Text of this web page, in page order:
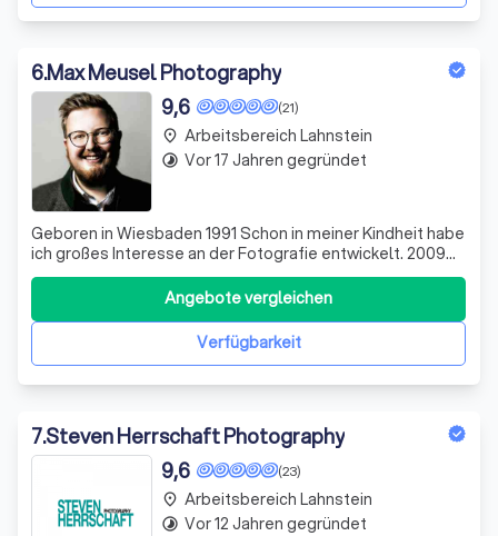
6.Max Meusel Photography
(21)
9,6
Geboren in Wiesbaden 1991 Schon in meiner Kindheit habe
ich großes Interesse an der Fotografie entwickelt. 2009
Anmeldung des Kleinunternehmens in der Fotografie. 2011
Abschluss an der Kerschensteiner Schule in Wiesbaden
für Kunst und Gestaltung. 2011 Bester Jugendfotograf
des Jahres. Ausgeze
Verfügbarkeit
Angebote vergleichen
place Arbeitsbereich Lahnstein
timelapse Vor 17 Jahren gegründet
7.Steven Herrschaft Photography
(23)
9,6
place Arbeitsbereich Lahnstein
timelapse Vor 12 Jahren gegründet